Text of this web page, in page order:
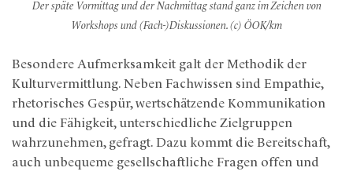
Der späte Vormittag und der Nachmittag stand ganz im Zeichen von
Workshops und (Fach-)Diskussionen. (c) ÖOK/km
Besondere Aufmerksamkeit galt der Methodik der
Kulturvermittlung. Neben Fachwissen sind Empathie,
rhetorisches Gespür, wertschätzende Kommunikation
und die Fähigkeit, unterschiedliche Zielgruppen
wahrzunehmen, gefragt. Dazu kommt die Bereitschaft,
auch unbequeme gesellschaftliche Fragen offen und